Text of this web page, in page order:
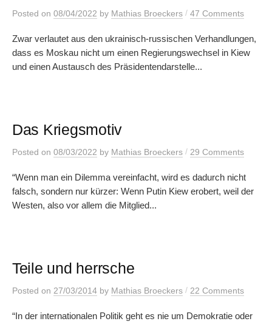
Posted on 08/04/2022 by Mathias Broeckers / 47 Comments
Zwar verlautet aus den ukrainisch-russischen Verhandlungen,
dass es Moskau nicht um einen Regierungswechsel in Kiew
und einen Austausch des Präsidentendarstelle...
Das Kriegsmotiv
Posted on 08/03/2022 by Mathias Broeckers / 29 Comments
“Wenn man ein Dilemma vereinfacht, wird es dadurch nicht
falsch, sondern nur kürzer: Wenn Putin Kiew erobert, weil der
Westen, also vor allem die Mitglied...
Teile und herrsche
Posted on 27/03/2014 by Mathias Broeckers / 22 Comments
“In der internationalen Politik geht es nie um Demokratie oder